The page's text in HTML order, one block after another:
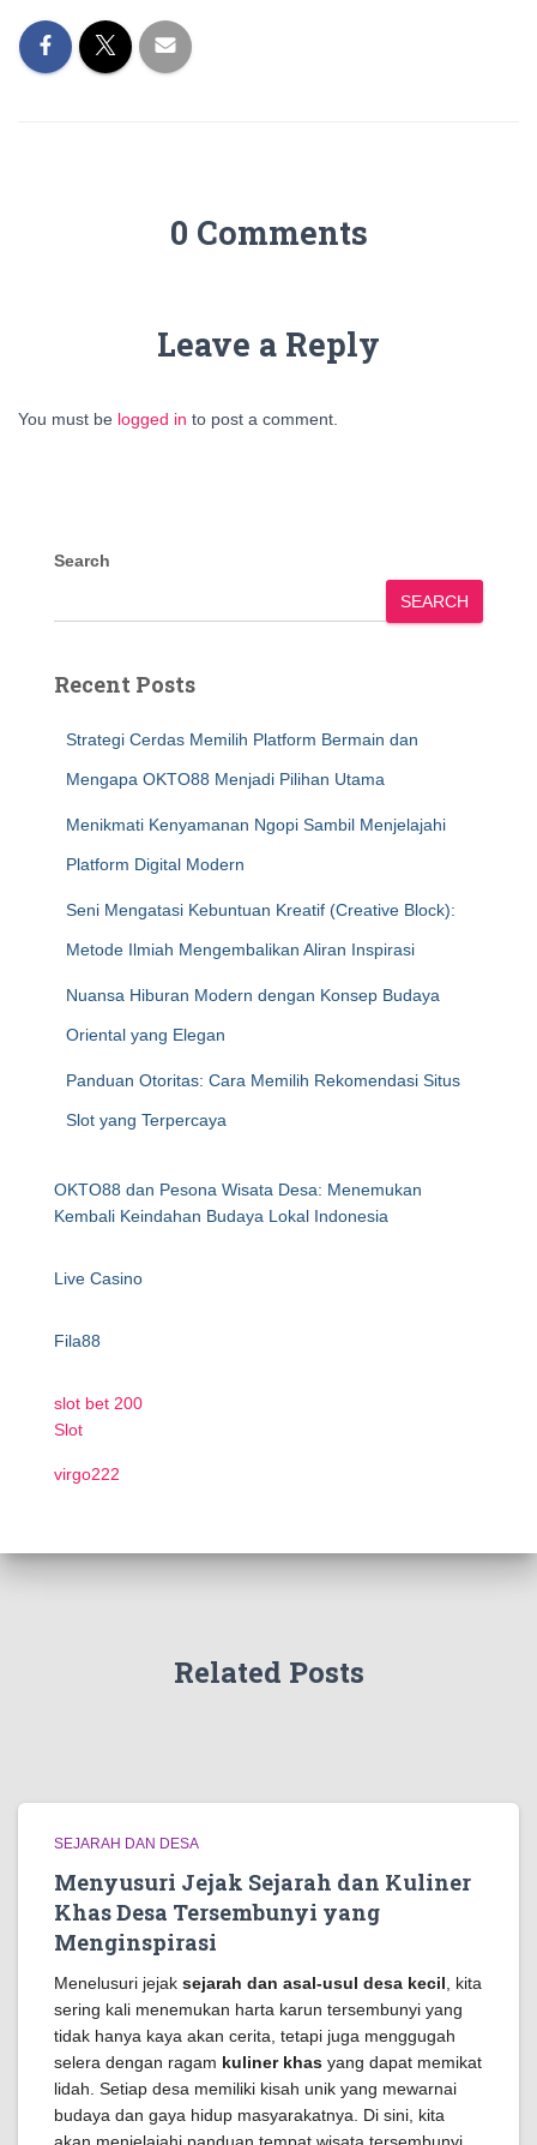
0 Comments
Leave a Reply
You must be logged in to post a comment.
Search
SEARCH
Recent Posts
Strategi Cerdas Memilih Platform Bermain dan
Mengapa OKTO88 Menjadi Pilihan Utama
Menikmati Kenyamanan Ngopi Sambil Menjelajahi
Platform Digital Modern
Seni Mengatasi Kebuntuan Kreatif (Creative Block):
Metode Ilmiah Mengembalikan Aliran Inspirasi
Nuansa Hiburan Modern dengan Konsep Budaya
Oriental yang Elegan
Panduan Otoritas: Cara Memilih Rekomendasi Situs
Slot yang Terpercaya
OKTO88 dan Pesona Wisata Desa: Menemukan
Kembali Keindahan Budaya Lokal Indonesia
Live Casino
Fila88
slot bet 200
Slot
virgo222
Related Posts
SEJARAH DAN DESA
Menyusuri Jejak Sejarah dan Kuliner
Khas Desa Tersembunyi yang
Menginspirasi
Menelusuri jejak sejarah dan asal-usul desa kecil , kita
sering kali menemukan harta karun tersembunyi yang
tidak hanya kaya akan cerita, tetapi juga menggugah
selera dengan ragam kuliner khas yang dapat memikat
lidah. Setiap desa memiliki kisah unik yang mewarnai
budaya dan gaya hidup masyarakatnya. Di sini, kita